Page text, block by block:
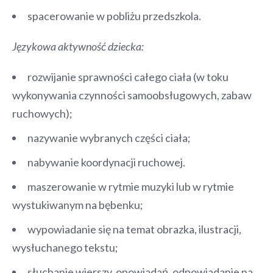
spacerowanie w pobliżu przedszkola.
Językowa aktywność dziecka:
rozwijanie sprawności całego ciała (w toku
wykonywania czynności samoobsługowych, zabaw
ruchowych);
nazywanie wybranych części ciała;
nabywanie koordynacji ruchowej.
maszerowanie w rytmie muzyki lub w rytmie
wystukiwanym na bębenku;
wypowiadanie się na temat obrazka, ilustracji,
wysłuchanego tekstu;